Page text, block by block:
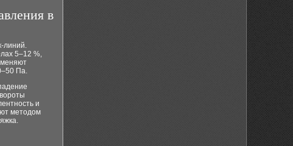
в
линий.
5–12 %,
Па.
и
методом